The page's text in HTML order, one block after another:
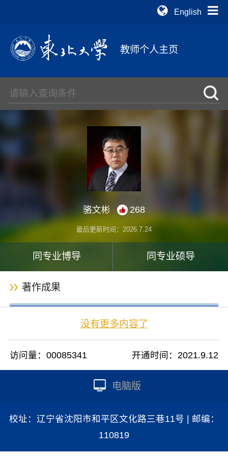
English
教师个人主页
骆文彬 268
最后更新时间： 2026.7.24
同专业博导 同专业硕导
著作成果
没有更多内容了
访问量：00085341 开通时间： 2021.9.12
电脑版
校址：辽宁省沈阳市和平区文化路三巷11号 | 邮编：
110819